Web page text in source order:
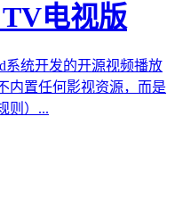
TV电视版
系统开发的开源视频播放
内置任何影视资源，而是
则）...